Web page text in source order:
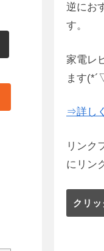
逆にお
す。
家電レ
ます
⇒詳し
リンク
にリン
クリッ